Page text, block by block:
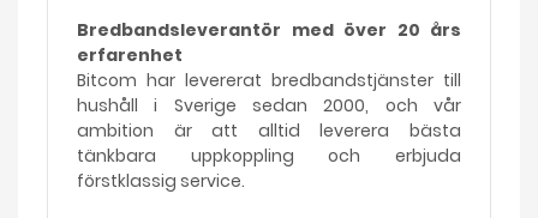
Bredbandsleverantör med över 20 års
erfarenhet
Bitcom har levererat bredbandstjänster till
hushåll i Sverige sedan 2000, och vår
ambition är att alltid leverera bästa
tänkbara uppkoppling och erbjuda
förstklassig service.